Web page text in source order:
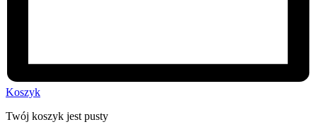
Koszyk
Twój koszyk jest pusty